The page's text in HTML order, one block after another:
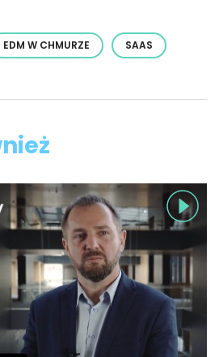
EDM W CHMURZE SAAS